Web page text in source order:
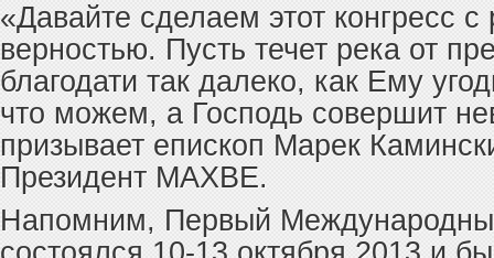
«Давайте сделаем этот конгресс
верностью. Пусть течет река от
благодати так далеко, как Ему
что можем, а Господь совершит
призывает епископ Марек
Президент МАХВЕ.
Напомним, Первый